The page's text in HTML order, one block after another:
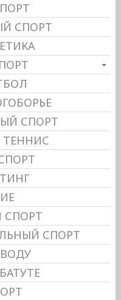
СПОРТ
СПОРТ
СПОРТ